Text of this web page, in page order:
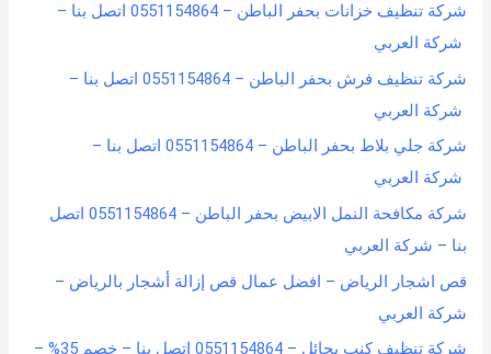
شركة تنظيف خزانات بحفر الباطن – 0551154864 اتصل بنا –
شركة العربي
شركة تنظيف فرش بحفر الباطن – 0551154864 اتصل بنا –
شركة العربي
شركة جلي بلاط بحفر الباطن – 0551154864 اتصل بنا –
شركة العربي
شركة مكافحة النمل الابيض بحفر الباطن – 0551154864 اتصل
بنا – شركة العربي
قص اشجار الرياض – افضل عمال قص إزالة أشجار بالرياض –
شركة العربي
شركة تنظيف كنب بحائل – 0551154864 اتصل بنا – خصم 35% –